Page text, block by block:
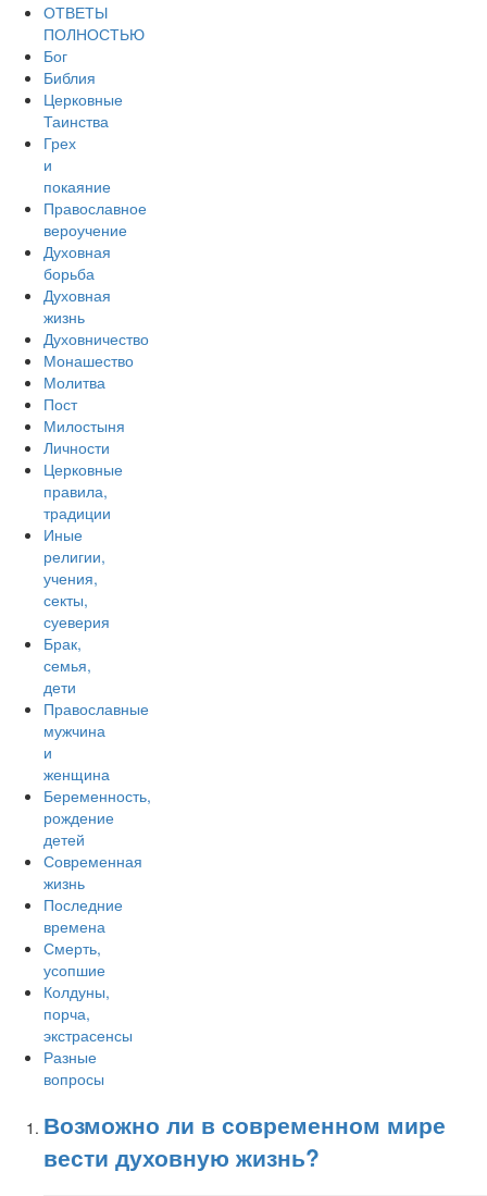
ОТВЕТЫ
ПОЛНОСТЬЮ
Бог
Библия
Церковные
Таинства
Грех
и
покаяние
Православное
вероучение
Духовная
борьба
Духовная
жизнь
Духовничество
Монашество
Молитва
Пост
Милостыня
Личности
Церковные
правила,
традиции
Иные
религии,
учения,
секты,
суеверия
Брак,
семья,
дети
Православные
мужчина
и
женщина
Беременность,
рождение
детей
Современная
жизнь
Последние
времена
Смерть,
усопшие
Колдуны,
порча,
экстрасенсы
Разные
вопросы
Возможно ли в современном мире
вести духовную жизнь?